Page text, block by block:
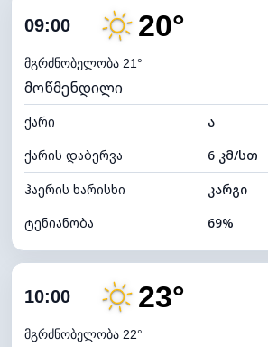
ღრუბლიანობა
ნამის წერტილი
ხილვადობა
განათების ინდექსი 7
ღრუბლის სიმაღლე 11040 მ
09:00 20°
მგრძნობელობა 21°
მოწმენდილი
ქარი
ა
ქარის დაბერვა
6 კმ/სთ
ჰაერის ხარისხი
კარგი
ტენიანობა
69%
ღრუბლიანობა
ნამის წერტილი
10:00 23°
მგრძნობელობა 22°